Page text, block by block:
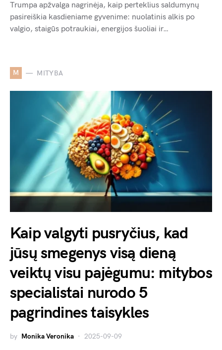
Trumpa apžvalga nagrinėja, kaip perteklius saldumynų
pasireiškia kasdieniame gyvenime: nuolatinis alkis po
valgio, staigūs potraukiai, energijos šuoliai ir…
M MITYBA
Kaip valgyti pusryčius, kad
jūsų smegenys visą dieną
veiktų visu pajėgumu: mitybos
specialistai nurodo 5
pagrindines taisykles
by Monika Veronika 2025-09-09